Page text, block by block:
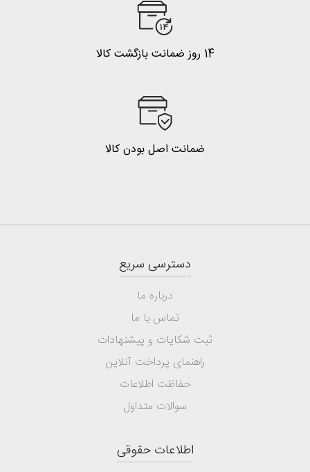
14 روز ضمانت بازگشت کالا
ضمانت اصل بودن کالا
دسترسی سریع
درباره ما
تماس با ما
ثبت شکایات و پیشنهادات
راهنمای پرداخت آنلاین
حفاظت اطلاعات
سوالات متداول
اطلاعات حقوقی